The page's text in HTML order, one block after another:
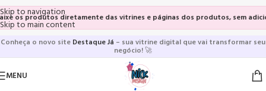
Skip to navigation
Skip to main content
produtos diretamente das vitrines e páginas dos produtos, sem
Conheça o novo site Destaque Já – sua vitrine digital que vai transformar seu
negócio!🚀
MENU